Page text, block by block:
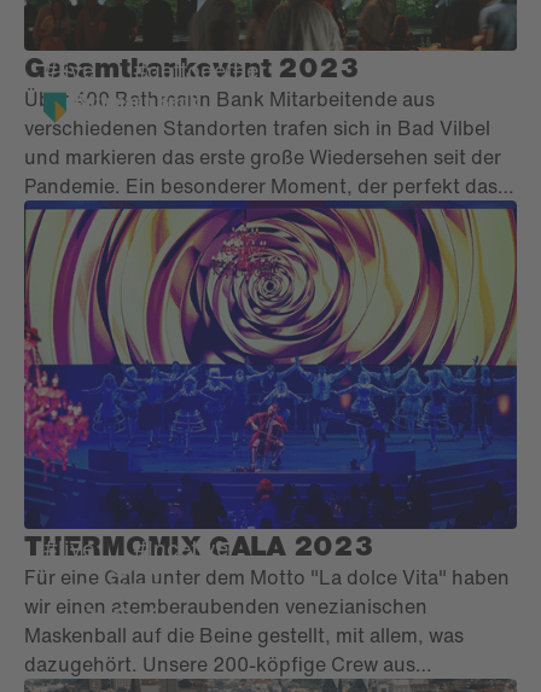
#live #gettogether
Gesamtbankevent 2023
Über 400 Bethmann Bank Mitarbeitende aus
verschiedenen Standorten trafen sich in Bad Vilbel
und markieren das erste große Wiedersehen seit der
Pandemie. Ein besonderer Moment, der perfekt das
Motto des Tages widerspiegelte: gemeinsam stark
#live #Incetive
THERMOMIX GALA 2023
Für eine Gala unter dem Motto "La dolce Vita" haben
wir einen atemberaubenden venezianischen
Maskenball auf die Beine gestellt, mit allem, was
dazugehört. Unsere 200-köpfige Crew aus